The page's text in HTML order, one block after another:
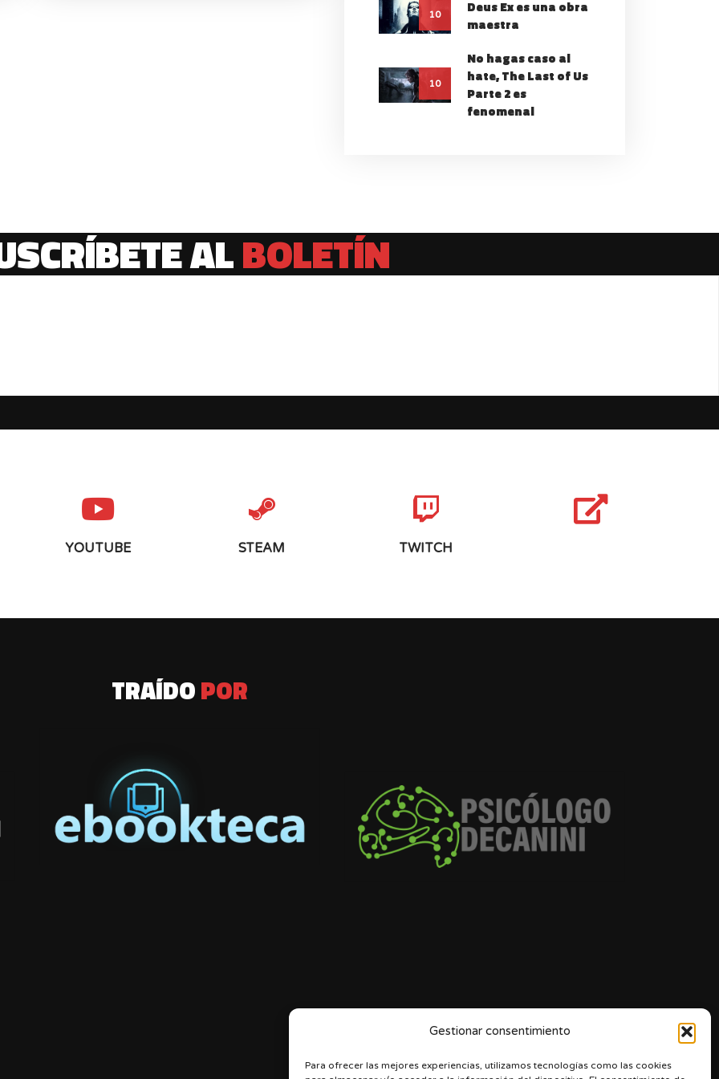
Gestionar consentimiento
Para ofrecer las mejores experiencias, utilizamos tecnologías como las cookies
10
Deus Ex es una obra
maestra
10
No hagas caso al
hate, The Last of Us
Parte 2 es
fenomenal
ALBOLETÍN
YOUTUBE STEAM TWITCH
TRAÍDOPOR